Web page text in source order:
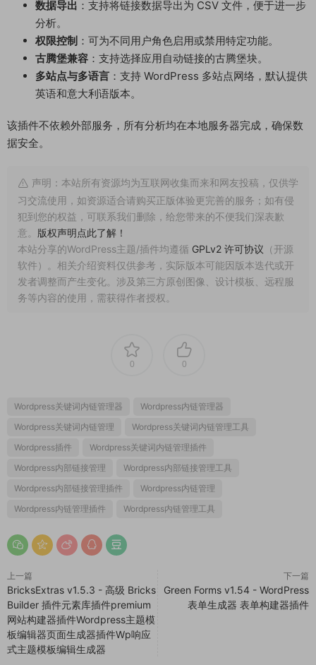
数据导出 ：支持将链接数据导出为 CSV 文件，便于进一步
分析。
权限控制 ：可为不同用户角色启用或禁用特定功能。
古腾堡兼容 ：支持选择应用自动链接的古腾堡块。
多站点与多语言 ：支持 WordPress 多站点网络，默认提供
英语和意大利语版本。
该插件不依赖外部服务，所有分析均在本地服务器完成，确保数
据安全。
声明：本站所有资源均为互联网收集而来和网友投稿，仅供学
习交流使用，如资源适合请购买正版体验更完善的服务；如有侵
犯到您的权益，可联系我们删除，给您带来的不便我们深表歉
意。 版权声明点此了解！
本站分享的WordPress主题/插件均遵循 GPLv2 许可协议 （开源
软件）。相关介绍资料仅供参考，实际版本可能因版本迭代或开
发者调整而产生变化。涉及第三方原创图像、设计模板、远程服
务等内容的使用，需获得作者授权。
0 0
Wordpress关键词内链管理器
Wordpress内链管理器
Wordpress关键词内链管理
Wordpress关键词内链管理工具
Wordpress插件
Wordpress关键词内链管理插件
Wordpress内部链接管理
Wordpress内部链接管理工具
Wordpress内部链接管理插件
Wordpress内链管理
Wordpress内链管理插件
Wordpress内链管理工具
上一篇
BricksExtras v1.5.3 - 高级 Bricks
Builder 插件元素库插件premium
网站构建器插件Wordpress主题模
板编辑器页面生成器插件Wp响应
式主题模板编辑生成器
下一篇
Green Forms v1.54 - WordPress
表单生成器 表单构建器插件